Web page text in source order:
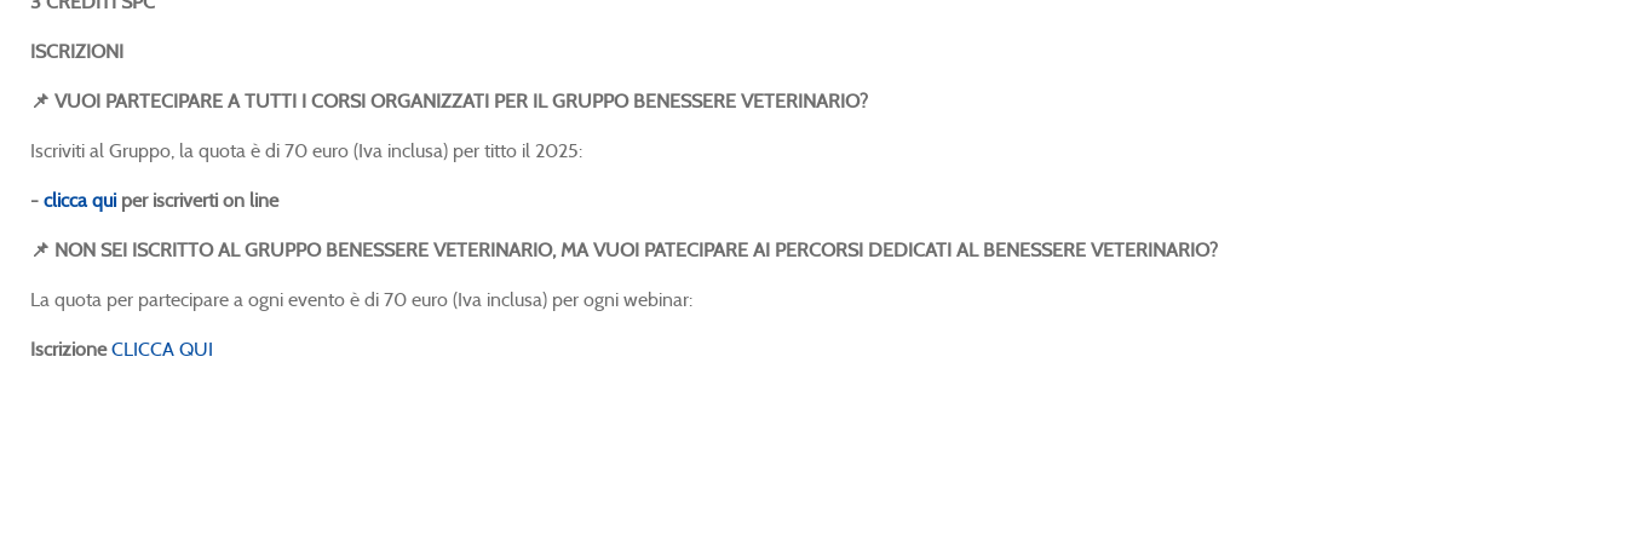
ISCRIZIONI
📌 VUOI PARTECIPARE A TUTTI I CORSI ORGANIZZATI PER IL GRUPPO BENESSERE VETERINARIO?
Iscriviti al Gruppo, la quota è di 70 euro (Iva inclusa) per titto il 2025:
- clicca qui per iscriverti on line
📌 NON SEI ISCRITTO AL GRUPPO BENESSERE VETERINARIO, MA VUOI PATECIPARE AI PERCORSI DEDICATI AL BENESSERE VETERINARIO?
La quota per partecipare a ogni evento è di 70 euro (Iva inclusa) per ogni webinar:
Iscrizione CLICCA QUI